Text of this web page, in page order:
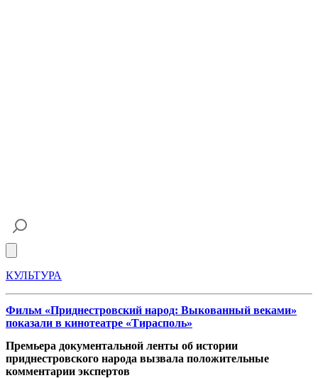
КУЛЬТУРА
Фильм «Приднестровский народ: Выкованный веками»
показали в кинотеатре «Тирасполь»
Премьера документальной ленты об истории
приднестровского народа вызвала положительные
комментарии экспертов